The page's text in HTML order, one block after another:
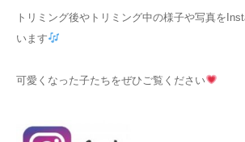
トリミング後やトリミング中の様子や写真を
います
可愛くなった子たちをぜひご覧ください